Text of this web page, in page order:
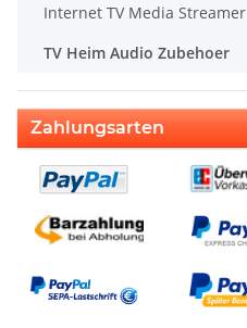
Internet TV Media Streamer
TV Heim Audio Zubehoer
Zahlungsarten